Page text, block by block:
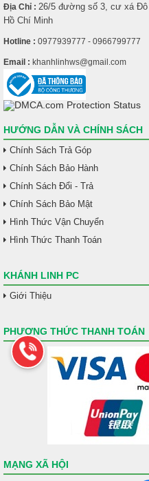
Địa Chỉ : 26/5 đường số 3, cư xá
Hồ Chí Minh
Hotline : 0977939777 - 0966799777
Email : khanhlinhws@gmail.com
HƯỚNG DẪN VÀ CHÍNH SÁCH
Chính Sách Trả Góp
Chính Sách Bảo Hành
Chính Sách Đổi - Trả
Chính Sách Bảo Mật
Hình Thức Vận Chuyển
Hình Thức Thanh Toán
KHÁNH LINH PC
Giới Thiệu
PHƯƠNG THỨC THANH TOÁN
MẠNG XÃ HỘI